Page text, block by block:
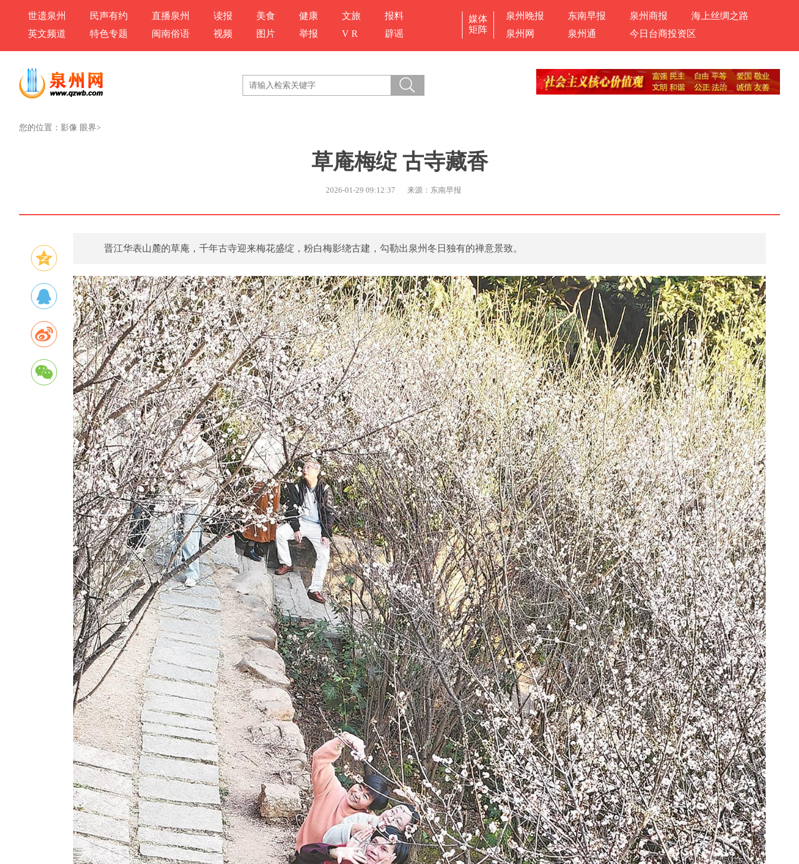
世遗泉州 民声有约 直播泉州 读报 美食 健康 文旅
报料
英文频道
特色专题 闽南俗语 视频 图片 举报 V R 辟谣
媒体
矩阵
泉州晚报 东南早报 泉州商报
海上丝绸之路
泉州网
泉州通 今日台商投资区
您的位置： 影像 眼界>
草庵梅绽 古寺藏香
2026-01-29 09:12:37 来源：东南早报
晋江华表山麓的草庵，千年古寺迎来梅花盛绽，粉白梅影绕古建，勾勒出泉州冬日独有的禅意景致。